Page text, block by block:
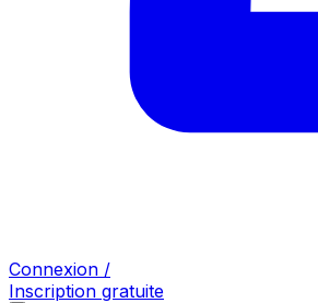
Connexion /
Inscription gratuite